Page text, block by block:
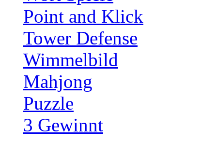
Point and Klick
Tower Defense
Wimmelbild
Mahjong
Puzzle
3 Gewinnt